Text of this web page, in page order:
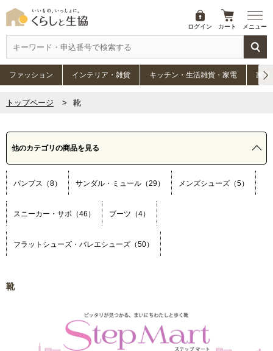
ログイン カート メニュー
ファッション インテリア・雑貨 キッチン・生活雑貨・家電 家具
トップページ 靴
他のカテゴリの商品を見る
パンプス（8） サンダル・ミュール（29） メンズシューズ（5）
スニーカー・サボ（46） ブーツ（4）
フラットシューズ・バレエシューズ（50）
靴